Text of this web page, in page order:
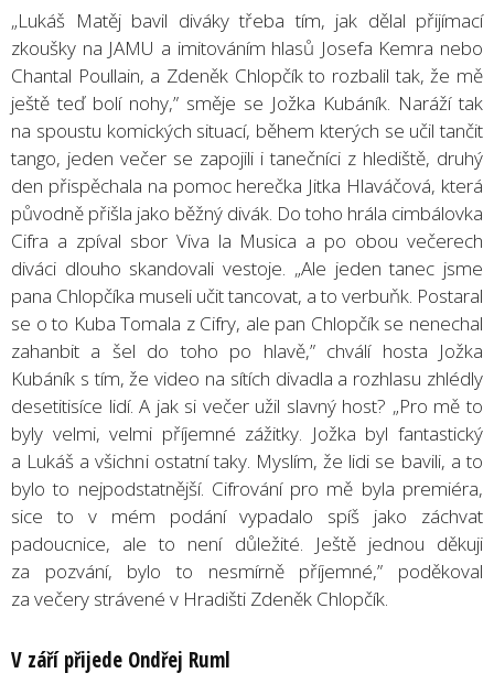
„Lukáš Matěj bavil diváky třeba tím, jak dělal přijímací
zkoušky na JAMU a imitováním hlasů Josefa Kemra nebo
Chantal Poullain, a Zdeněk Chlopčík to rozbalil tak, že mě
ještě teď bolí nohy,” směje se Jožka Kubáník. Naráží tak
na spoustu komických situací, během kterých se učil tančit
tango, jeden večer se zapojili i tanečníci z hlediště, druhý
den přispěchala na pomoc herečka Jitka Hlaváčová, která
původně přišla jako běžný divák. Do toho hrála cimbálovka
Cifra a zpíval sbor Viva la Musica a po obou večerech
diváci dlouho skandovali vestoje. „Ale jeden tanec jsme
pana Chlopčíka museli učit tancovat, a to verbuňk. Postaral
se o to Kuba Tomala z Cifry, ale pan Chlopčík se nenechal
zahanbit a šel do toho po hlavě,” chválí hosta Jožka
Kubáník s tím, že video na sítích divadla a rozhlasu zhlédly
desetitisíce lidí. A jak si večer užil slavný host? „Pro mě to
byly velmi, velmi příjemné zážitky. Jožka byl fantastický
a Lukáš a všichni ostatní taky. Myslím, že lidi se bavili, a to
bylo to nejpodstatnější. Cifrování pro mě byla premiéra,
sice to v mém podání vypadalo spíš jako záchvat
padoucnice, ale to není důležité. Ještě jednou děkuji
za pozvání, bylo to nesmírně příjemné,” poděkoval
za večery strávené v Hradišti Zdeněk Chlopčík.
V září přijede Ondřej Ruml